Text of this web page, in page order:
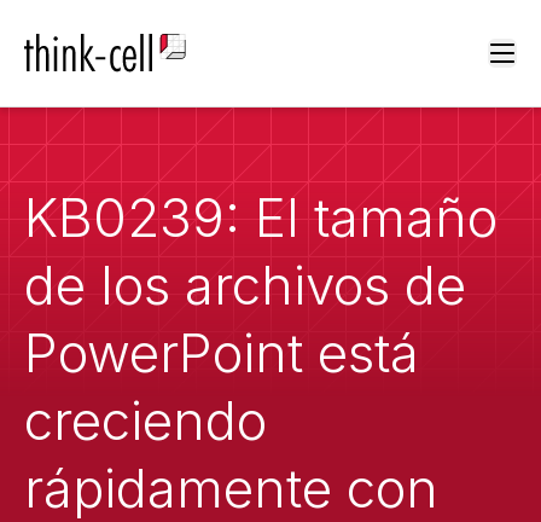
KB0239: El tamaño
de los archivos de
PowerPoint está
creciendo
rápidamente con